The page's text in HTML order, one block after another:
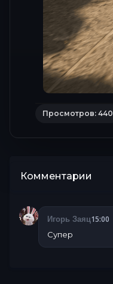
Просмотров: 440
Комментарии
Игорь Заяц15:00
Супер